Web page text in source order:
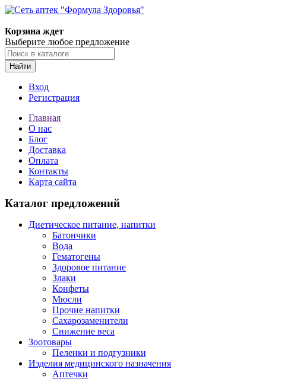
Корзина ждет
Выберите любое предложение
Найти
Вход
Регистрация
Главная
О нас
Блог
Доставка
Оплата
Контакты
Карта сайта
Каталог предложений
Диетическое питание, напитки
Батончики
Вода
Гематогены
Здоровое питание
Злаки
Конфеты
Мюсли
Прочие напитки
Сахарозаменители
Снижение веса
Зоотовары
Пеленки и подгузники
Изделия медицинского назначения
Аптечки